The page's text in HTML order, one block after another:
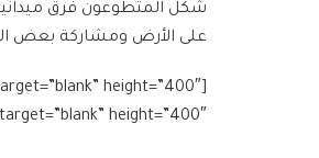
شكل المتطوعون فرق ميدانية
على الأرض ومشاركة بعض
target=”blank” height=”400″][/g_slider]